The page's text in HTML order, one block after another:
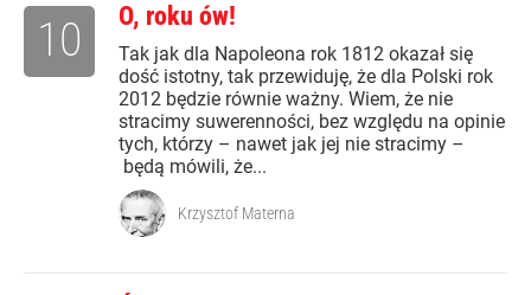
O, roku ów!
Tak jak dla Napoleona rok 1812 okazał się
dość istotny, tak przewiduję, że dla Polski rok
2012 będzie równie ważny. Wiem, że nie
stracimy suwerenności, bez względu na opinie
tych, którzy – nawet jak jej nie stracimy –
będą mówili, że...
10
Krzysztof Materna